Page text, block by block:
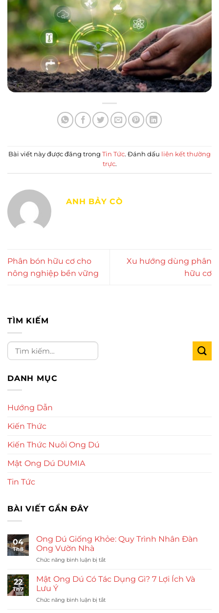
Bài viết này được đăng trong Tin Tức. Đánh dấu liên kết thường
trực.
ANH BẢY CÒ
Phân bón hữu cơ cho
nông nghiệp bền vững
Xu hướng dùng phân
hữu cơ
TÌM KIẾM
DANH MỤC
Hướng Dẫn
Kiến Thức
Kiến Thức Nuôi Ong Dú
Mật Ong Dú DUMIA
Tin Tức
BÀI VIẾT GẦN ĐÂY
04
Th8
Ong Dú Giống Khỏe: Quy Trình Nhân Đàn
Ong Vườn Nhà
Chức năng bình luận bị tắtở
Dú
Giống
Quy
22
Th7
Mật Ong Dú Có Tác Dụng Gì? 7 Lợi Ích Và
Lưu Ý
Chức năng bình luận bị tắtở